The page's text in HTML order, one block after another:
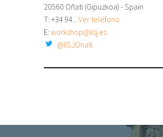
20560 Oñati (Gipuzkoa) - Spain
T: +34 94... Ver teléfono
E: workshop@iisj.es
@IISJOnati